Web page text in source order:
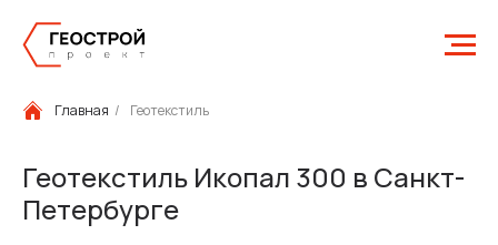
Главная / Геотекстиль
Геотекстиль Икопал 300 в Санкт-
Петербурге